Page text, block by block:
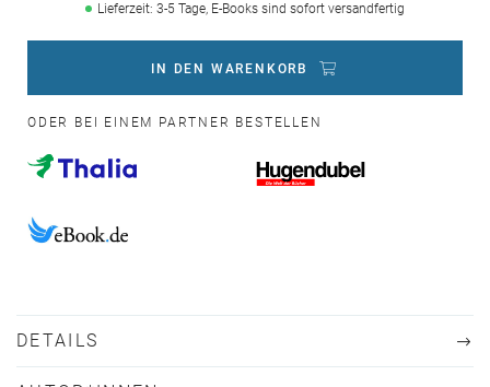
Lieferzeit: 3-5 Tage, E-Books sind sofort versandfertig
IN DEN WARENKORB
ODER BEI EINEM PARTNER BESTELLEN
DETAILS